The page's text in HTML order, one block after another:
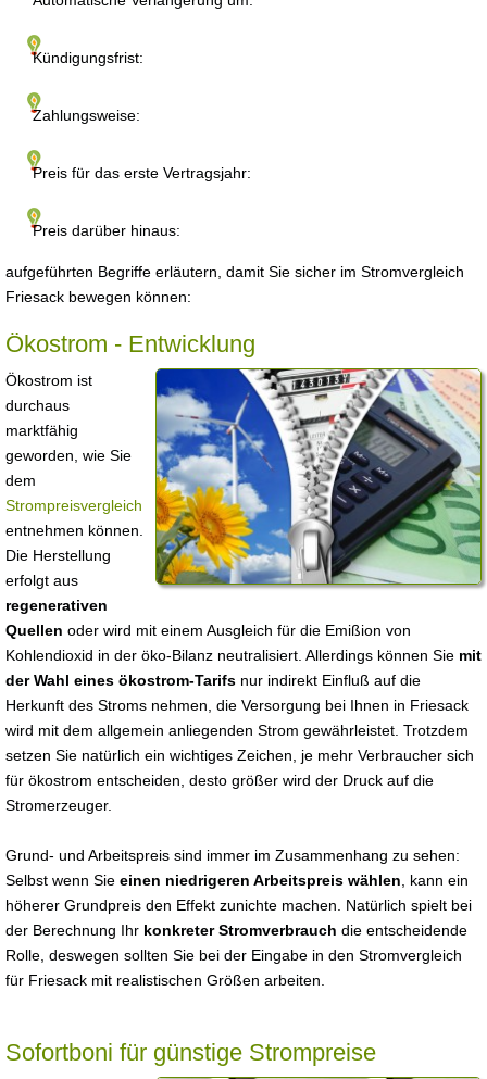
Kündigungsfrist:
Zahlungsweise:
Preis für das erste Vertragsjahr:
Preis darüber hinaus:
aufgeführten Begriffe erläutern, damit Sie sicher im Stromvergleich
Friesack bewegen können:
Ökostrom - Entwicklung
Ökostrom ist
durchaus
marktfähig
geworden, wie Sie
dem
Strompreisvergleich
entnehmen können.
Die Herstellung
erfolgt aus
regenerativen
Quellen oder wird mit einem Ausgleich für die Emißion von
Kohlendioxid in der öko-Bilanz neutralisiert. Allerdings können Sie mit
der Wahl eines ökostrom-Tarifs nur indirekt Einfluß auf die
Herkunft des Stroms nehmen, die Versorgung bei Ihnen in Friesack
wird mit dem allgemein anliegenden Strom gewährleistet. Trotzdem
setzen Sie natürlich ein wichtiges Zeichen, je mehr Verbraucher sich
für ökostrom entscheiden, desto größer wird der Druck auf die
Stromerzeuger.
Grund- und Arbeitspreis sind immer im Zusammenhang zu sehen:
Selbst wenn Sie einen niedrigeren Arbeitspreis wählen , kann ein
höherer Grundpreis den Effekt zunichte machen. Natürlich spielt bei
der Berechnung Ihr konkreter Stromverbrauch die entscheidende
Rolle, deswegen sollten Sie bei der Eingabe in den Stromvergleich
für Friesack mit realistischen Größen arbeiten.
Sofortboni für günstige Strompreise